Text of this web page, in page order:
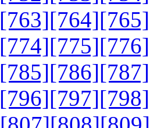
[763][764][765]
[774][775][776]
[785][786][787]
[796][797][798]